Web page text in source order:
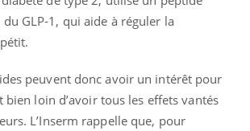
GLP-1, qui aide à réguler la
peuvent donc avoir un intérêt pour
bien loin d’avoir tous les effets vantés
L’Inserm rappelle que, pour